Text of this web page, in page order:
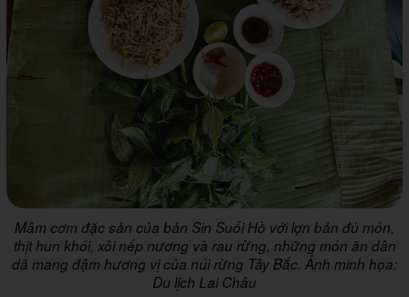
Mâm cơm đặc sản của bản Sin Suối Hồ với lợn bản đủ món,
thịt hun khói, xôi nếp nương và rau rừng, những món ăn dân
dã mang đậm hương vị của núi rừng Tây Bắc. Ảnh minh họa:
Du lịch Lai Châu